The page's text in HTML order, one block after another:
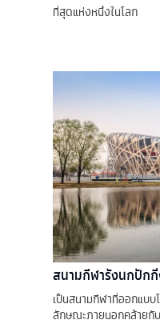
ที่สุดแห่งหนึ่งในโลก
สนามกีฬารังนกปัก
เป็นสนามกีฬาที่ออกแบ
ลักษณะภายนอกคล้ายกั